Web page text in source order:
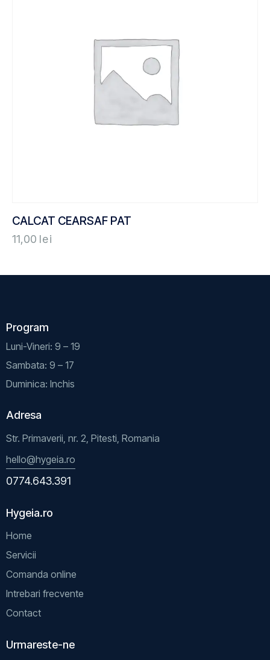
CALCAT CEARSAF PAT
11,00 lei
Program
Luni-Vineri: 9 – 19
Sambata: 9 – 17
Duminica: Inchis
Adresa
Str. Primaverii, nr. 2, Pitesti, Romania
hello@hygeia.ro
0774.643.391
Hygeia.ro
Home
Servicii
Comanda online
Intrebari frecvente
Contact
Urmareste-ne